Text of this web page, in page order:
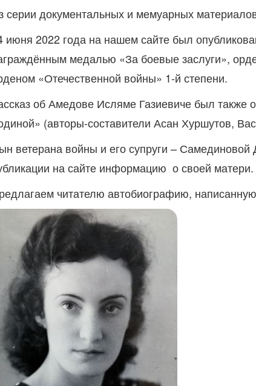
серии документальных и мемуарных
июня 2022 года на нашем сайте был
медалью «За боевые заслуги»,
«Отечественной войны» 1-й степени.
об Амедове Исляме Газиевиче был также
(авторы-составители Асан Хуршутов,
ветерана войны и его супруги –
на сайте информацию о своей матери.
читателю автобиографию,